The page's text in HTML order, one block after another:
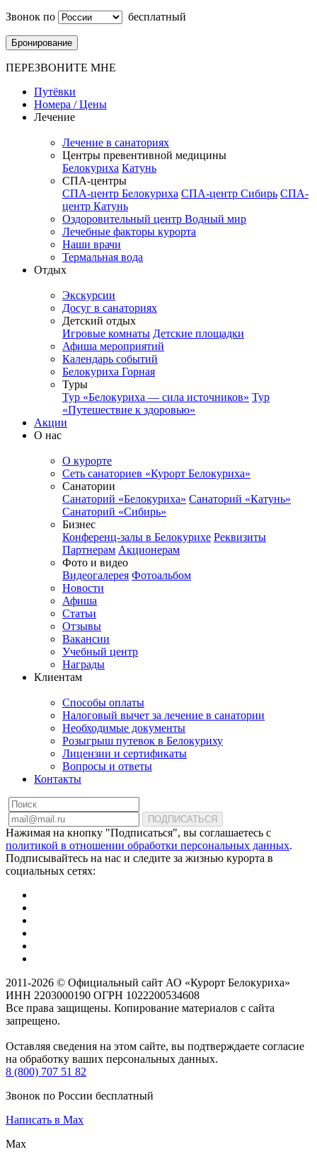
Звонок по
бесплатный
Бронирование
ПЕРЕЗВОНИТЕ МНЕ
Путёвки
Номера / Цены
Лечение
Лечение в санаториях
Центры превентивной медицины
Белокуриха Катунь
СПА-центры
СПА-центр Белокуриха СПА-центр Сибирь СПА-
центр Катунь
Оздоровительный центр Водный мир
Лечебные факторы курорта
Наши врачи
Термальная вода
Отдых
Экскурсии
Досуг в санаториях
Детский отдых
Игровые комнаты Детские площадки
Афиша мероприятий
Календарь событий
Белокуриха Горная
Туры
Тур «Белокуриха — сила источников» Тур
«Путешествие к здоровью»
Акции
О нас
О курорте
Сеть санаториев «Курорт Белокуриха»
Санатории
Санаторий «Белокуриха» Санаторий «Катунь»
Санаторий «Сибирь»
Бизнес
Конференц-залы в Белокурихе Реквизиты
Партнерам Акционерам
Фото и видео
Видеогалерея Фотоальбом
Новости
Афиша
Статьи
Отзывы
Вакансии
Учебный центр
Награды
Клиентам
Способы оплаты
Налоговый вычет за лечение в санатории
Необходимые документы
Розыгрыш путевок в Белокуриху
Лицензии и сертификаты
Вопросы и ответы
Контакты
ПОДПИСАТЬСЯ
Нажимая на кнопку "Подписаться", вы соглашаетесь с
политикой в отношении обработки персональных данных.
Подписывайтесь на нас и следите за жизнью курорта в
социальных сетях:
2011-2026 © Официальный сайт АО «Курорт Белокуриха»
ИНН 2203000190 ОГРН 1022200534608
Все права защищены. Копирование материалов с сайта
запрещено.
Оставляя сведения на этом сайте, вы подтверждаете согласие
на обработку ваших персональных данных.
8 (800) 707 51 82
Звонок по России бесплатный
Написать в Max
Max